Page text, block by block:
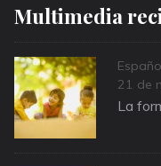
Multimedia
Posted
on
21 de
La